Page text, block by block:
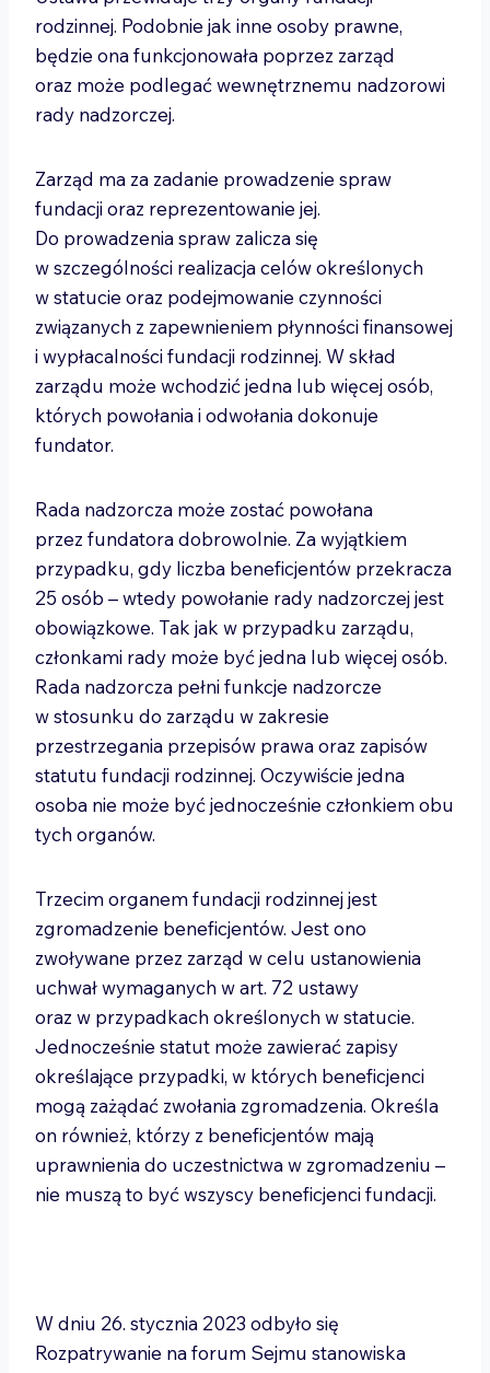
rodzinnej. Podobnie jak inne osoby prawne,
będzie ona funkcjonowała poprzez zarząd
oraz może podlegać wewnętrznemu nadzorowi
rady nadzorczej.
Zarząd ma za zadanie prowadzenie spraw
fundacji oraz reprezentowanie jej.
Do prowadzenia spraw zalicza się
w szczególności realizacja celów określonych
w statucie oraz podejmowanie czynności
związanych z zapewnieniem płynności finansowej
i wypłacalności fundacji rodzinnej. W skład
zarządu może wchodzić jedna lub więcej osób,
których powołania i odwołania dokonuje
fundator.
Rada nadzorcza może zostać powołana
przez fundatora dobrowolnie. Za wyjątkiem
przypadku, gdy liczba beneficjentów przekracza
25 osób – wtedy powołanie rady nadzorczej jest
obowiązkowe. Tak jak w przypadku zarządu,
członkami rady może być jedna lub więcej osób.
Rada nadzorcza pełni funkcje nadzorcze
w stosunku do zarządu w zakresie
przestrzegania przepisów prawa oraz zapisów
statutu fundacji rodzinnej. Oczywiście jedna
osoba nie może być jednocześnie członkiem obu
tych organów.
Trzecim organem fundacji rodzinnej jest
zgromadzenie beneficjentów. Jest ono
zwoływane przez zarząd w celu ustanowienia
uchwał wymaganych w art. 72 ustawy
oraz w przypadkach określonych w statucie.
Jednocześnie statut może zawierać zapisy
określające przypadki, w których beneficjenci
mogą zażądać zwołania zgromadzenia. Określa
on również, którzy z beneficjentów mają
uprawnienia do uczestnictwa w zgromadzeniu –
nie muszą to być wszyscy beneficjenci fundacji.
W dniu 26. stycznia 2023 odbyło się
Rozpatrywanie na forum Sejmu stanowiska